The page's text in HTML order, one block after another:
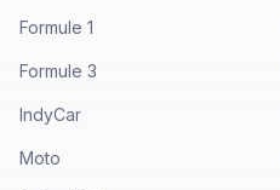
Formule 1
Formule 3
IndyCar
Moto